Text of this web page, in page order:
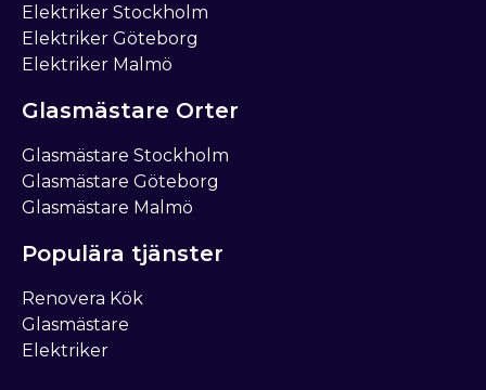
Populära tjänster
Renovera Kök
Glasmästare
Elektriker
Glasmästare Orter
Glasmästare Stockholm
Glasmästare Göteborg
Glasmästare Malmö
Elektriker Stockholm
Elektriker Göteborg
Elektriker Malmö